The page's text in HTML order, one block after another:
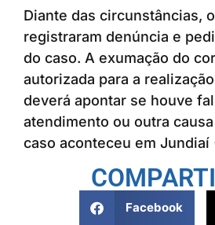
Diante das circunstâncias,
registraram denúncia e
do caso. A exumação do
autorizada para a
deverá apontar se houve
atendimento ou outra
caso aconteceu em Jundiaí
Facebook